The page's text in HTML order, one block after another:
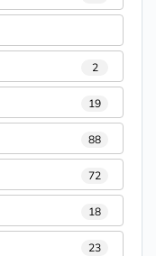
2
19
88
72
18
23